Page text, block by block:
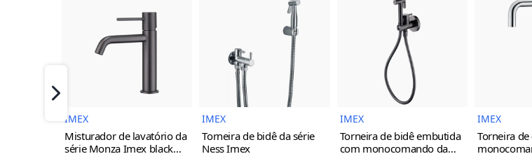
Imagem do Produto
IMEX
Misturador de lavatório da
série Monza Imex black
Imagem do Produto
IMEX
Torneira de bidê da série
Ness Imex
Imagem do Produto
IMEX
Torneira de bidê embutida
com monocomando da
IMEX
Torneira
Próximo